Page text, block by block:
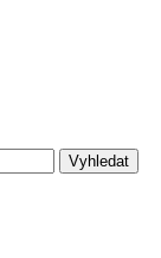
Vyhledat